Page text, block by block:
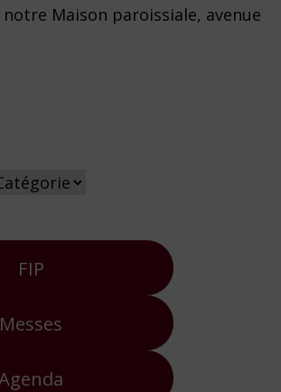
Maison paroissiale, avenue
FIP
Messes